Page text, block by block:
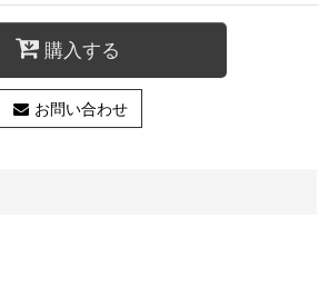
購入する
お問い合わせ